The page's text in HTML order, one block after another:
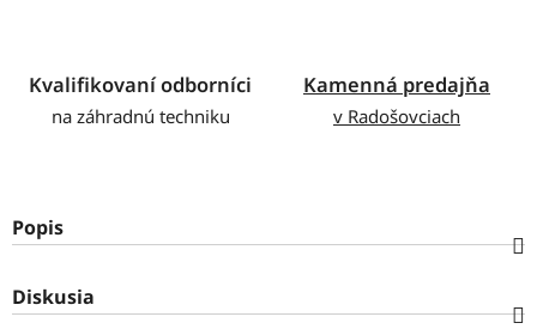
Kvalifikovaní odborníci
na záhradnú techniku
Kamenná predajňa
v Radošovciach
Popis
Diskusia